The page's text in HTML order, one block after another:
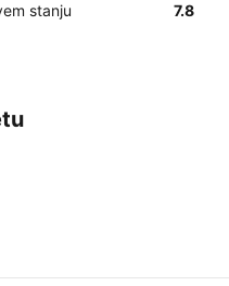
stanju 7.8